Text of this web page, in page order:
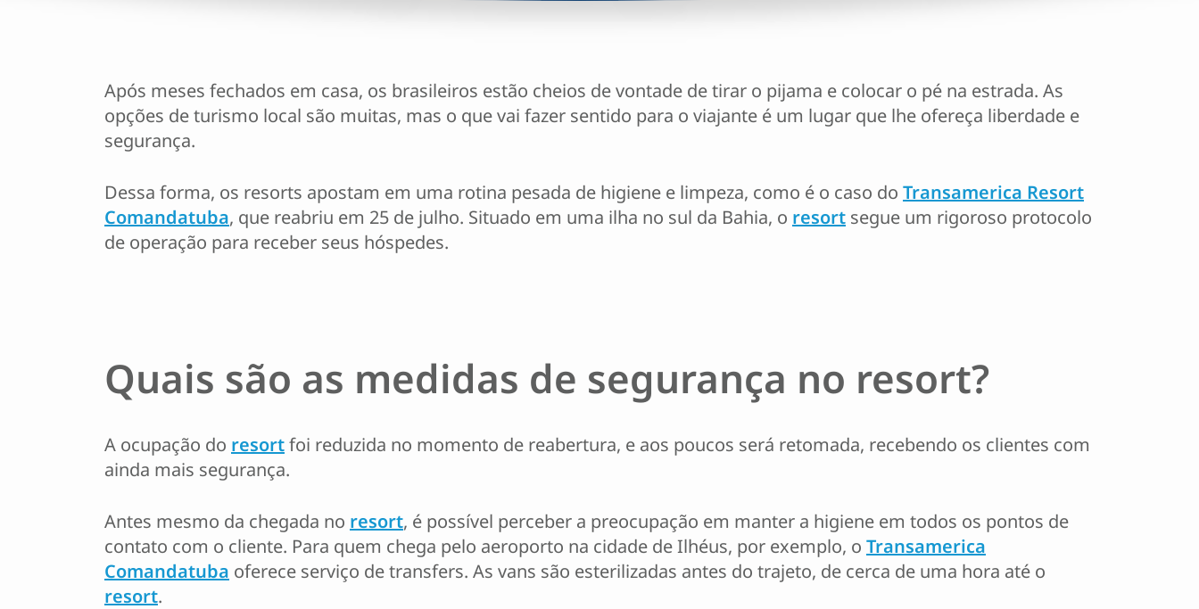
Após meses fechados em casa, os brasileiros estão cheios de vontade de tirar o pijama e colocar o pé na estrada. As
opções de turismo local são muitas, mas o que vai fazer sentido para o viajante é um lugar que lhe ofereça liberdade e
segurança.
Dessa forma, os resorts apostam em uma rotina pesada de higiene e limpeza, como é o caso do Transamerica Resort
Comandatuba, que reabriu em 25 de julho. Situado em uma ilha no sul da Bahia, o resort segue um rigoroso protocolo
de operação para receber seus hóspedes.
Quais são as medidas de segurança no resort?
A ocupação do resortfoi reduzida no momento de reabertura, e aos poucos será retomada, recebendo os clientes com
ainda mais segurança.
Antes mesmo da chegada no resort, é possível perceber a preocupação em manter a higiene em todos os pontos de
contato com o cliente. Para quem chega pelo aeroporto na cidade de Ilhéus, por exemplo, o Transamerica
Comandatuba oferece serviço de transfers. As vans são esterilizadas antes do trajeto, de cerca de uma hora até o
resort.